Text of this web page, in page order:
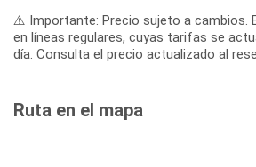
⚠️ Importante: Precio sujeto a cambios.
en líneas regulares, cuyas tarifas se
día. Consulta el precio actualizado al
Ruta en el mapa